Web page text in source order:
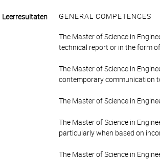
Leerresultaten GENERAL COMPETENCES
The Master of Science in
technical report or in the form
The Master of Science in
contemporary communication
The Master of Science in
The Master of Science in
particularly when based on
The Master of Science in